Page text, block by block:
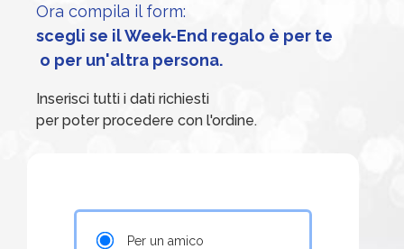
Ora compila il form:
scegli se il Week-End regalo è per te
o per un'altra persona.
Inserisci tutti i dati richiesti
per poter procedere con l'ordine.
Per un amico